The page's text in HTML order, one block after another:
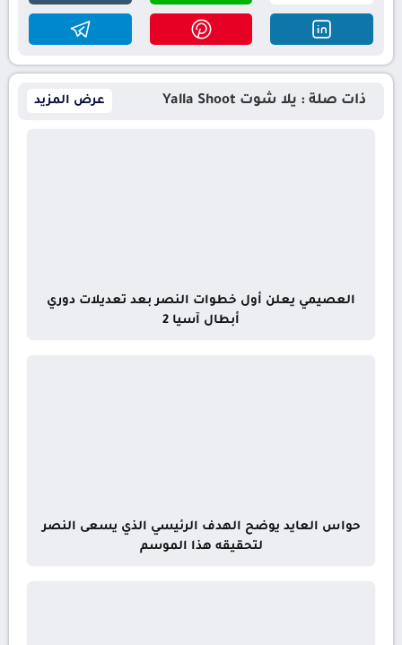
ذات صلة : يلا شوت Yalla Shoot عرض المزيد
العصيمي يعلن أول خطوات النصر بعد تعديلات دوري
أبطال آسيا 2
حواس العايد يوضح الهدف الرئيسي الذي يسعى النصر
لتحقيقه هذا الموسم